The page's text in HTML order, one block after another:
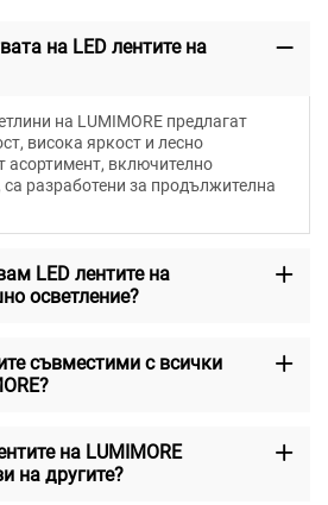
на LED лентите на
на LUMIMORE предлагат
висока яркост и лесно
асортимент, включително
са разработени за продължителна
LED лентите на
осветление?
съвместими с всички
на LUMIMORE
на другите?